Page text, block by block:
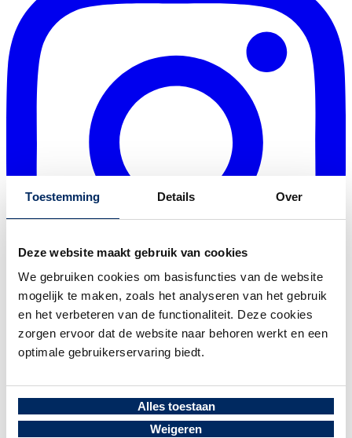
Toestemming Details Over
Deze website maakt gebruik van cookies
We gebruiken cookies om basisfuncties van de website
mogelijk te maken, zoals het analyseren van het gebruik
en het verbeteren van de functionaliteit. Deze cookies
zorgen ervoor dat de website naar behoren werkt en een
optimale gebruikerservaring biedt.
Alles toestaan
Weigeren
Privacy Policy
Home
Visie
Projecten